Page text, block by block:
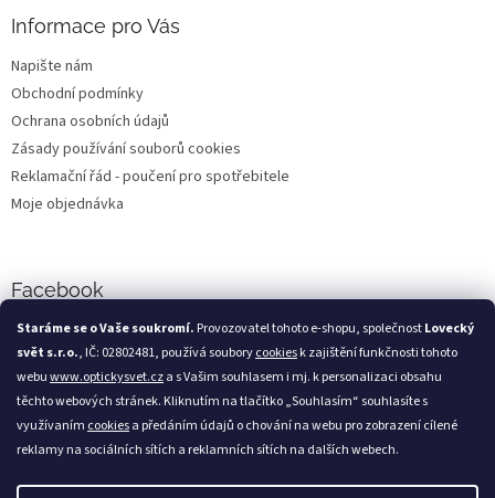
Staráme se o Vaše soukromí. Provozovatel tohoto e-shopu, společnostLovecký
svět s.r.o., IČ: 02802481, používá souborycookiesk zajištění funkčnosti tohoto
webuwww.optickysvet.cza s Vašim souhlasem i mj. k personalizaci obsahu
těchto webových stránek. Kliknutím na tlačítko „Souhlasím“ souhlasíte s
využívaním cookiesa předáním údajů o chování na webu pro zobrazení cílené
reklamy na sociálních sítích a reklamních sítích na dalších webech.
Informace pro Vás
Napište nám
Obchodní podmínky
Ochrana osobních údajů
Zásady používání souborů cookies
Reklamační řád - poučení pro spotřebitele
Moje objednávka
Facebook
Loveckýsvět.cz